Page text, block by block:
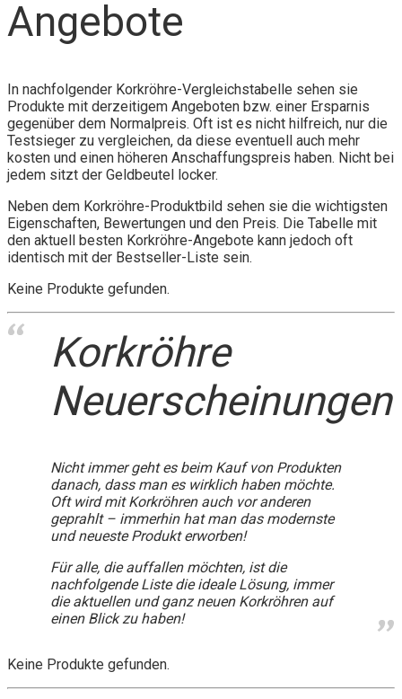
Angebote
In nachfolgender Korkröhre-Vergleichstabelle sehen sie
Produkte mit derzeitigem Angeboten bzw. einer Ersparnis
gegenüber dem Normalpreis. Oft ist es nicht hilfreich, nur die
Testsieger zu vergleichen, da diese eventuell auch mehr
kosten und einen höheren Anschaffungspreis haben. Nicht bei
jedem sitzt der Geldbeutel locker.
Neben dem Korkröhre-Produktbild sehen sie die wichtigsten
Eigenschaften, Bewertungen und den Preis. Die Tabelle mit
den aktuell besten Korkröhre-Angebote kann jedoch oft
identisch mit der Bestseller-Liste sein.
Keine Produkte gefunden.
Korkröhre
Neuerscheinungen
Nicht immer geht es beim Kauf von Produkten
danach, dass man es wirklich haben möchte.
Oft wird mit Korkröhren auch vor anderen
geprahlt – immerhin hat man das modernste
und neueste Produkt erworben!
Für alle, die auffallen möchten, ist die
nachfolgende Liste die ideale Lösung, immer
die aktuellen und ganz neuen Korkröhren auf
einen Blick zu haben!
Keine Produkte gefunden.